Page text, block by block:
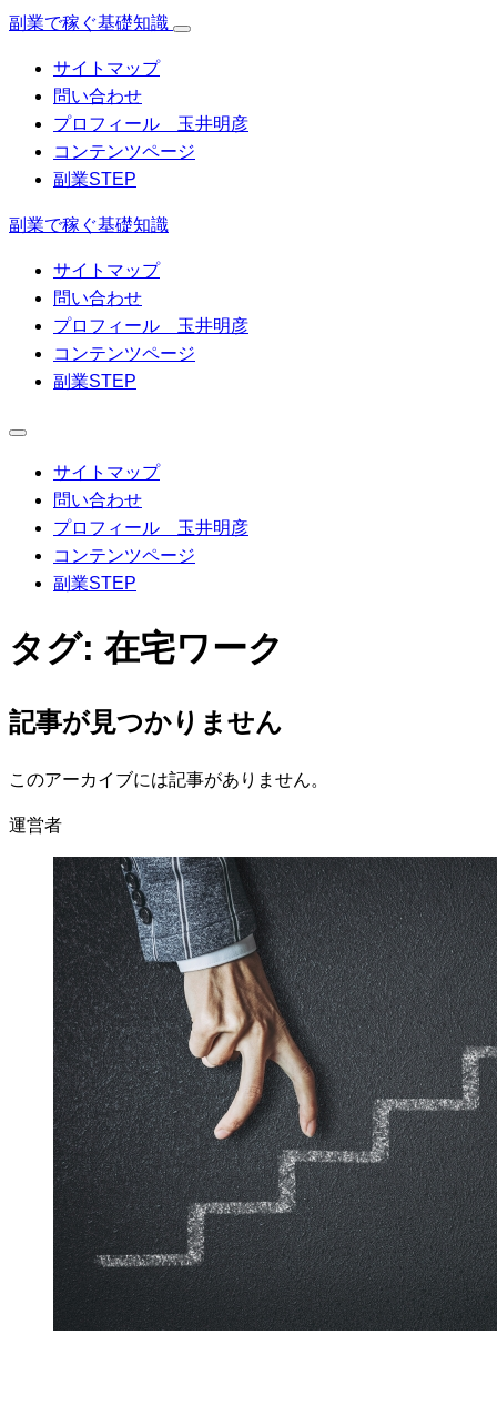
副業で稼ぐ基礎知識
サイトマップ
問い合わせ
プロフィール 玉井明彦
コンテンツページ
副業STEP
副業で稼ぐ基礎知識
サイトマップ
問い合わせ
プロフィール 玉井明彦
コンテンツページ
副業STEP
サイトマップ
問い合わせ
プロフィール 玉井明彦
コンテンツページ
副業STEP
タグ: 在宅ワーク
記事が見つかりません
このアーカイブには記事がありません。
運営者